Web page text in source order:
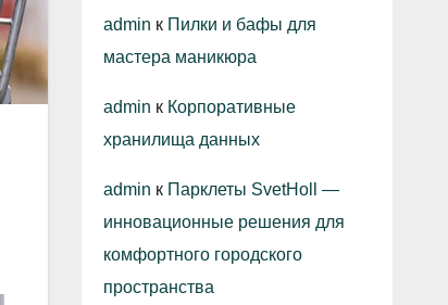
admin к Пилки и бафы для
мастера маникюра
admin к Корпоративные
хранилища данных
admin к Парклеты SvetHoll —
инновационные решения для
комфортного городского
пространства